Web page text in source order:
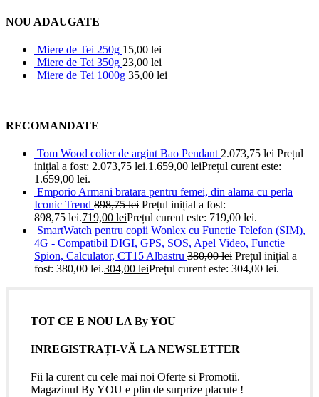
NOU ADAUGATE
Miere de Tei 250g 15,00 lei
Miere de Tei 350g 23,00 lei
Miere de Tei 1000g 35,00 lei
RECOMANDATE
Tom Wood colier de argint Bao Pendant 2.073,75lei Prețul
inițial a fost: 2.073,75 lei.1.659,00 leiPrețul curent este:
1.659,00 lei.
Emporio Armani bratara pentru femei, din alama cu perla
Iconic Trend 898,75lei Prețul inițial a fost:
898,75 lei.719,00 leiPrețul curent este: 719,00 lei.
SmartWatch pentru copii Wonlex cu Functie Telefon (SIM),
4G - Compatibil DIGI, GPS, SOS, Apel Video, Functie
Spion, Calculator, CT15 Albastru 380,00lei Prețul inițial a
fost: 380,00 lei.304,00 leiPrețul curent este: 304,00 lei.
TOT CE E NOU LA By YOU
INREGISTRAȚI-VĂ LA NEWSLETTER
Fii la curent cu cele mai noi Oferte si Promotii.
Magazinul By YOU e plin de surprize placute !